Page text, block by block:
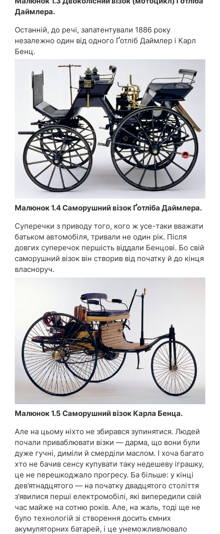
Даймлера.
Останній, до речі, запатентували 1886 року
незалежно один від одного Ґотліб Даймлер і Карл
Бенц.
Малюнок 1.4 Саморушний візок Ґотліба Даймлера.
Суперечки з приводу того, кого ж усе-таки вважати
батьком автомобіля, тривали не один рік. Після
довгих суперечок першість віддали Бенцові. Бо свій
саморушний візок він створив від початку й до кінця
власноруч.
Малюнок 1.5 Саморушний візок Карла Бенца.
Але на цьому ніхто не збирався зупинятися. Людей
почали приваблювати візки — дарма, що вони були
дуже гучні, диміли й смерділи маслом. І хоча багато
хто не бачив сенсу купувати таку недешеву іграшку,
це не перешкоджало прогресу. Ба більше: у кінці
дев’ятнадцятого — на початку двадцятого століття
з’явилися перші електромобілі, які випередили свій
час майже на сотню років. Але, на жаль, тоді ще не
було технологій зі створення досить ємних
акумуляторних батарей, і це унеможливлювало